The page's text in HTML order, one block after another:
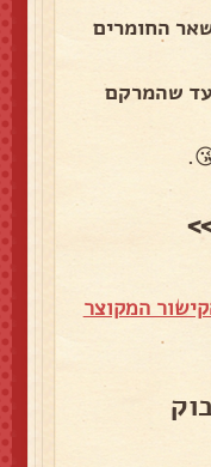
החומרים
שהמרקם
המקוצר